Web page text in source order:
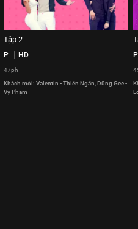
Tập 2
P HD
47ph
Khách mời: Valentin - Thiên Ngân, Dũng Gee -
Vy Phạm
P